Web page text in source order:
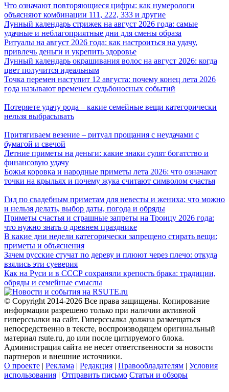
Что означают повторяющиеся цифры: как нумерологи
объясняют комбинации 111, 222, 333 и другие
Лунный календарь стрижек на август 2026 года: самые
удачные и неблагоприятные дни для смены образа
Ритуалы на август 2026 года: как настроиться на удачу,
привлечь деньги и укрепить здоровье
Лунный календарь окрашивания волос на август 2026: когда
цвет получится идеальным
Точка перемен наступит 12 августа: почему конец лета 2026
года называют временем судьбоносных событий
Потеряете удачу рода – какие семейные вещи категорически
нельзя выбрасывать
Притягиваем везение – ритуал прощания с неудачами с
бумагой и свечой
Летние приметы на деньги: какие знаки сулят богатство и
финансовую удачу
Божья коровка и народные приметы лета 2026: что означают
точки на крыльях и почему жука считают символом счастья
Гид по свадебным приметам для невесты и жениха: что можно
и нельзя делать, выбор даты, погода и обряды
Приметы счастья и страшные запреты на Троицу 2026 года:
что нужно знать о древнем празднике
В какие дни недели категорически запрещено стирать вещи:
приметы и объяснения
Зачем русские стучат по дереву и плюют через плечо: откуда
взялись эти суеверия
Как на Руси и в СССР сохраняли крепость брака: традиции,
обряды и семейные смыслы
© Copyright 2014-2026 Все права защищены. Копирование
информации разрешено только при наличии активной
гиперссылки на сайт. Гиперссылка должна размещаться
непосредственно в тексте, воспроизводящем оригинальный
материал rsute.ru, до или после цитируемого блока.
Администрация сайта не несет ответственности за новости
партнеров и внешние источники.
О проекте | Реклама | Редакция | Правообладателям | Условия
использования | Отправить письмо Статьи и обзоры